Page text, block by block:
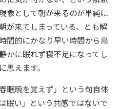
象として朝が来るのが単純に
が来てしまっている、とも解
間的にかなり早い時間から鳥
かに眠れず寝不足になってし
思えます。
眠暁を覚えず」という句自体
眠い」という共感ではないで